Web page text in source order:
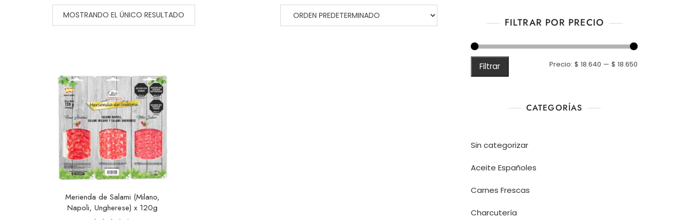
MOSTRANDO EL ÚNICO RESULTADO
Merienda de Salami (Milano,
Napoli, Ungherese) x 120g
FILTRAR POR PRECIO
Filtrar Precio: $ 18.640 — $ 18.650
CATEGORÍAS
Sin categorizar
Aceite Españoles
Carnes Frescas
Charcutería